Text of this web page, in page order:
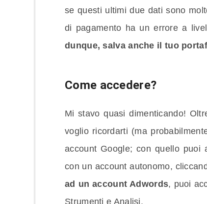
se questi ultimi due dati sono
di pagamento ha un errore a
dunque, salva anche il tuo
Come accedere?
Mi stavo quasi dimenticando!
voglio ricordarti (ma
account Google; con quello puoi
con un account autonomo,
ad un account Adwords, puoi
Strumenti e Analisi.